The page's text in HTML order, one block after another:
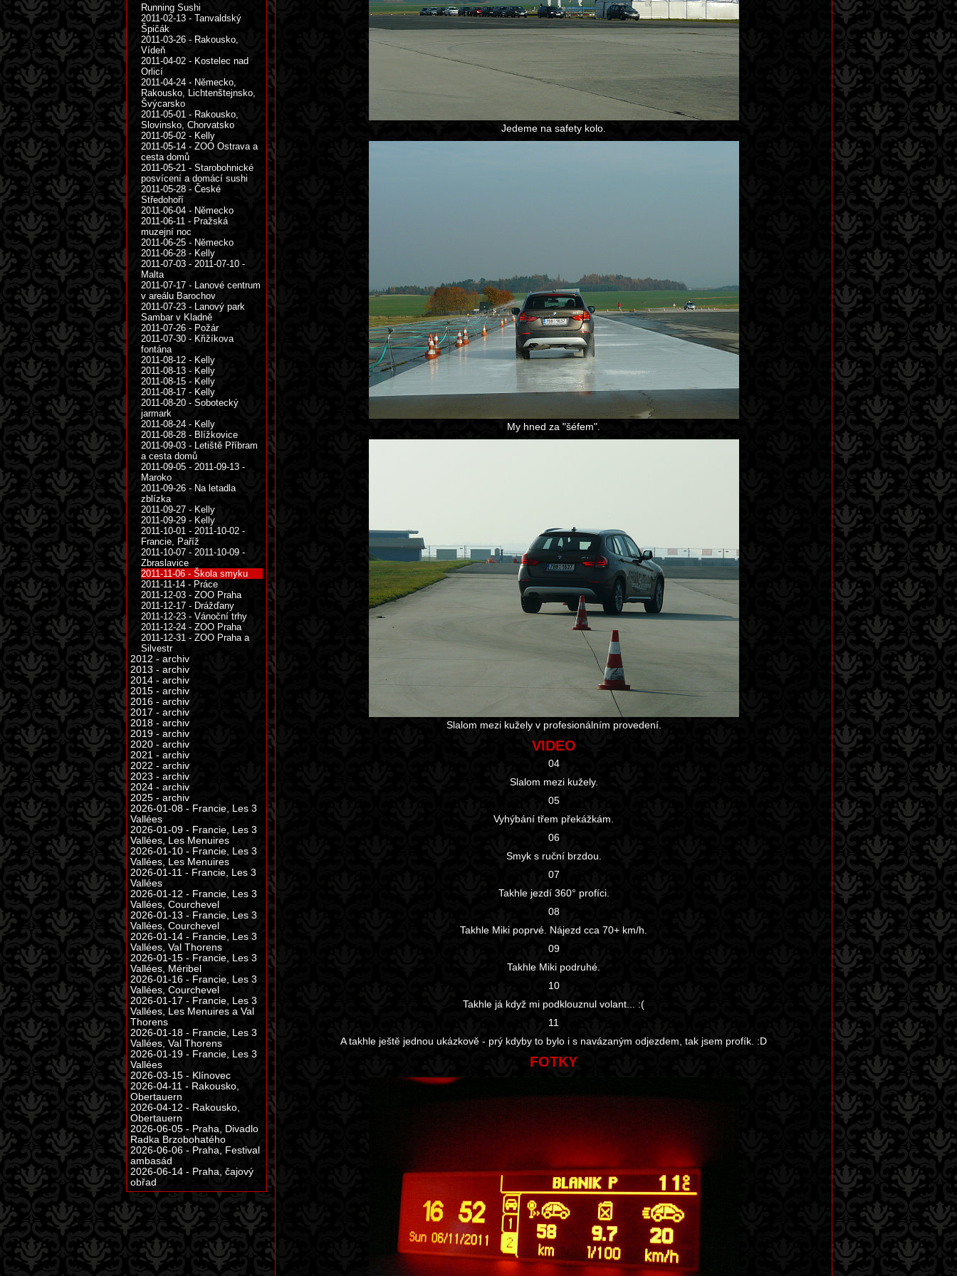
Jedeme na safety kolo.
My hned za "šéfem".
Slalom mezi kužely v profesionálním provedení.
VIDEO
04
Slalom mezi kužely.
05
Vyhýbání třem překážkám.
06
Smyk s ruční brzdou.
07
Takhle jezdí 360° profíci.
08
Takhle Miki poprvé. Nájezd cca 70+ km/h.
09
Takhle Miki podruhé.
10
Takhle já když mi podklouznul volant... :(
11
A takhle ještě jednou ukázkově - prý kdyby to bylo i s navázaným odjezdem, tak jsem profík. :D
FOTKY
Running Sushi
2011-02-13 - Tanvaldský
Špičák
2011-03-26 - Rakousko,
Vídeň
2011-04-02 - Kostelec nad
Orlicí
2011-04-24 - Německo,
Rakousko, Lichtenštejnsko,
Švýcarsko
2011-05-01 - Rakousko,
Slovinsko, Chorvatsko
2011-05-02 - Kelly
2011-05-14 - ZOO Ostrava a
cesta domů
2011-05-21 - Starobohnické
posvícení a domácí sushi
2011-05-28 - České
Středohoří
2011-06-04 - Německo
2011-06-11 - Pražská
muzejní noc
2011-06-25 - Německo
2011-06-28 - Kelly
2011-07-03 - 2011-07-10 -
Malta
2011-07-17 - Lanové centrum
v areálu Barochov
2011-07-23 - Lanový park
Sambar v Kladně
2011-07-26 - Požár
2011-07-30 - Křižíkova
fontána
2011-08-12 - Kelly
2011-08-13 - Kelly
2011-08-15 - Kelly
2011-08-17 - Kelly
2011-08-20 - Sobotecký
jarmark
2011-08-24 - Kelly
2011-08-28 - Blížkovice
2011-09-03 - Letiště Příbram
a cesta domů
2011-09-05 - 2011-09-13 -
Maroko
2011-09-26 - Na letadla
zblízka
2011-09-27 - Kelly
2011-09-29 - Kelly
2011-10-01 - 2011-10-02 -
Francie, Paříž
2011-10-07 - 2011-10-09 -
Zbraslavice
2011-11-06 - Škola smyku
2011-11-14 - Práce
2011-12-03 - ZOO Praha
2011-12-17 - Drážďany
2011-12-23 - Vánoční trhy
2011-12-24 - ZOO Praha
2011-12-31 - ZOO Praha a
Silvestr
2012 - archiv
2013 - archiv
2014 - archiv
2015 - archiv
2016 - archiv
2017 - archiv
2018 - archiv
2019 - archiv
2020 - archiv
2021 - archiv
2022 - archiv
2023 - archiv
2024 - archiv
2025 - archiv
2026-01-08 - Francie, Les 3
Vallées
2026-01-09 - Francie, Les 3
Vallées, Les Menuires
2026-01-10 - Francie, Les 3
Vallées, Les Menuires
2026-01-11 - Francie, Les 3
Vallées
2026-01-12 - Francie, Les 3
Vallées, Courchevel
2026-01-13 - Francie, Les 3
Vallées, Courchevel
2026-01-14 - Francie, Les 3
Vallées, Val Thorens
2026-01-15 - Francie, Les 3
Vallées, Méribel
2026-01-16 - Francie, Les 3
Vallées, Courchevel
2026-01-17 - Francie, Les 3
Vallées, Les Menuires a Val
Thorens
2026-01-18 - Francie, Les 3
Vallées, Val Thorens
2026-01-19 - Francie, Les 3
Vallées
2026-03-15 - Klínovec
2026-04-11 - Rakousko,
Obertauern
2026-04-12 - Rakousko,
Obertauern
2026-06-05 - Praha, Divadlo
Radka Brzobohatého
2026-06-06 - Praha, Festival
ambasád
2026-06-14 - Praha, čajový
obřad